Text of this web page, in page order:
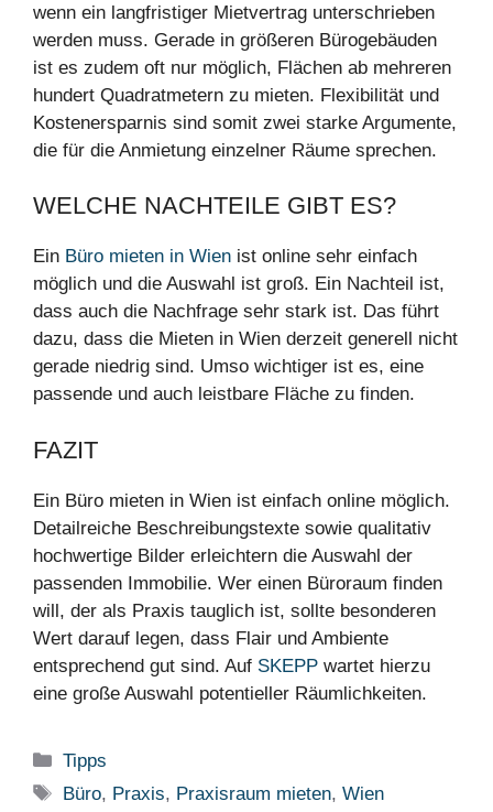
wenn ein langfristiger Mietvertrag unterschrieben
werden muss. Gerade in größeren Bürogebäuden
ist es zudem oft nur möglich, Flächen ab mehreren
hundert Quadratmetern zu mieten. Flexibilität und
Kostenersparnis sind somit zwei starke Argumente,
die für die Anmietung einzelner Räume sprechen.
WELCHE NACHTEILE GIBT ES?
Ein Büro mieten in Wien ist online sehr einfach
möglich und die Auswahl ist groß. Ein Nachteil ist,
dass auch die Nachfrage sehr stark ist. Das führt
dazu, dass die Mieten in Wien derzeit generell nicht
gerade niedrig sind. Umso wichtiger ist es, eine
passende und auch leistbare Fläche zu finden.
FAZIT
Ein Büro mieten in Wien ist einfach online möglich.
Detailreiche Beschreibungstexte sowie qualitativ
hochwertige Bilder erleichtern die Auswahl der
passenden Immobilie. Wer einen Büroraum finden
will, der als Praxis tauglich ist, sollte besonderen
Wert darauf legen, dass Flair und Ambiente
entsprechend gut sind. Auf SKEPP wartet hierzu
eine große Auswahl potentieller Räumlichkeiten.
Kategorien
Tipps
Schlagwörter
Büro, Praxis, Praxisraum mieten,Wien